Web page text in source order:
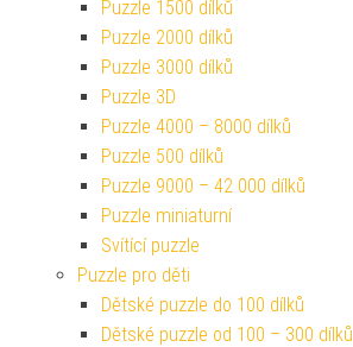
Puzzle 1500 dílků
Puzzle 2000 dílků
Puzzle 3000 dílků
Puzzle 3D
Puzzle 4000 – 8000 dílků
Puzzle 500 dílků
Puzzle 9000 – 42 000 dílků
Puzzle miniaturní
Svítící puzzle
Puzzle pro děti
Dětské puzzle do 100 dílků
Dětské puzzle od 100 – 300 dílků